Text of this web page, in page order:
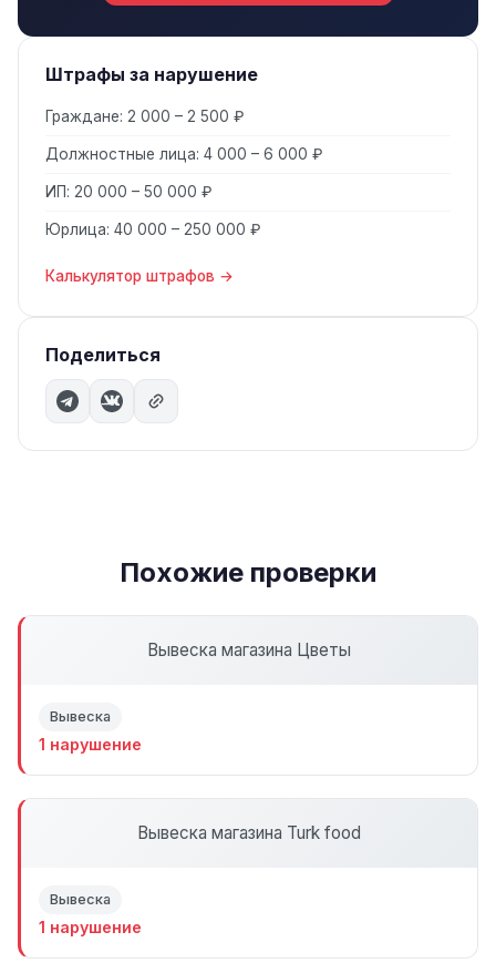
Штрафы за нарушение
Граждане: 2 000 – 2 500 ₽
Должностные лица: 4 000 – 6 000 ₽
ИП: 20 000 – 50 000 ₽
Юрлица: 40 000 – 250 000 ₽
Калькулятор штрафов →
Поделиться
Похожие проверки
Вывеска магазина Цветы
Вывеска
1 нарушение
Вывеска магазина Turk food
Вывеска
1 нарушение